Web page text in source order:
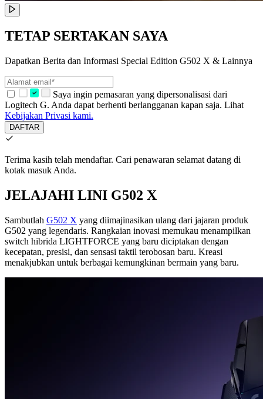
TETAP SERTAKAN SAYA
Dapatkan Berita dan Informasi Special Edition G502 X & Lainnya
Saya ingin pemasaran yang dipersonalisasi dari
Logitech G. Anda dapat berhenti berlangganan kapan saja. Lihat
Kebijakan Privasi kami.
DAFTAR
Terima kasih telah mendaftar. Cari penawaran selamat datang di
kotak masuk Anda.
JELAJAHI LINI G502 X
Sambutlah G502 X yang diimajinasikan ulang dari jajaran produk
G502 yang legendaris. Rangkaian inovasi memukau menampilkan
switch hibrida LIGHTFORCE yang baru diciptakan dengan
kecepatan, presisi, dan sensasi taktil terobosan baru. Kreasi
menakjubkan untuk berbagai kemungkinan bermain yang baru.